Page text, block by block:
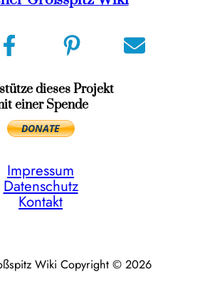
dieses Projekt
einer Spende
Impressum
Datenschutz
Kontakt
Wiki Copyright © 2026